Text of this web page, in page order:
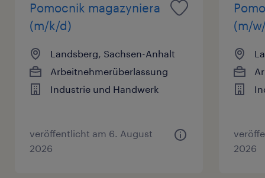
Pomocnik magazyniera
(m/k/d)
Landsberg, Sachsen-Anhalt
Arbeitnehmerüberlassung
Industrie und Handwerk
veröffentlicht am 6. August
2026
(m/
2026